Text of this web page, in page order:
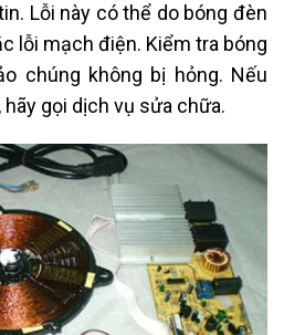
Lỗi này có thể do bóng đèn
lỗi mạch điện. Kiểm tra bóng
chúng không bị hỏng. Nếu
gọi dịch vụ sửa chữa.